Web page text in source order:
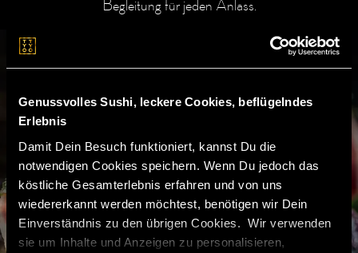
Genussvolles Sushi, leckere Cookies, beflügelndes
Erlebnis
Damit Dein Besuch funktioniert, kannst Du die
notwendigen Cookies speichern. Wenn Du jedoch das
köstliche Gesamterlebnis erfahren und von uns
wiedererkannt werden möchtest, benötigen wir Dein
Einverständnis zu den übrigen Cookies. Wir verwenden
sie um Inhalte und Anzeigen zu personalisieren,
Begleitung für jeden Anlass.